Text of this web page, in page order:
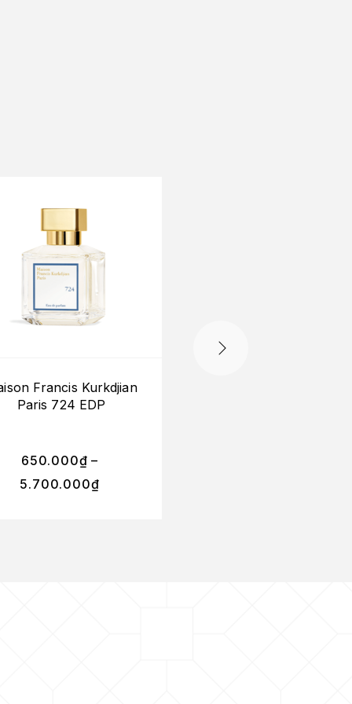
Francis Kurkdjian
Paris 724 EDP
650.000₫ –
5.700.000₫